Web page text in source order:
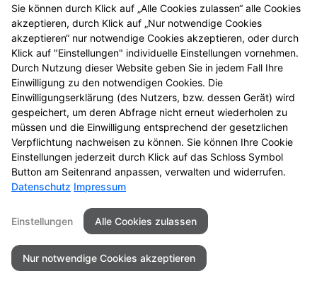
© 2026 Apotheke im Gesundheitspark
Sie können durch Klick auf „Alle Cookies zulassen“ alle Cookies
akzeptieren, durch Klick auf „Nur notwendige Cookies
akzeptieren“ nur notwendige Cookies akzeptieren, oder durch
Klick auf "Einstellungen" individuelle Einstellungen vornehmen.
Durch Nutzung dieser Website geben Sie in jedem Fall Ihre
Einwilligung zu den notwendigen Cookies. Die
Einwilligungserklärung (des Nutzers, bzw. dessen Gerät) wird
gespeichert, um deren Abfrage nicht erneut wiederholen zu
müssen und die Einwilligung entsprechend der gesetzlichen
Verpflichtung nachweisen zu können. Sie können Ihre Cookie
Einstellungen jederzeit durch Klick auf das Schloss Symbol
Button am Seitenrand anpassen, verwalten und widerrufen.
Datenschutz Impressum
Einstellungen Alle Cookies zulassen
Nur notwendige Cookies akzeptieren